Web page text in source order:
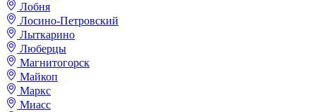
Лобня
Лосино-Петровский
Лыткарино
Люберцы
Магнитогорск
Майкоп
Маркс
Миасс